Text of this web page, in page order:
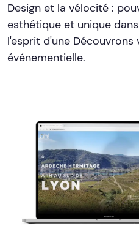
Design et la vélocité :
esthétique et unique
l'esprit d'une
événementielle.